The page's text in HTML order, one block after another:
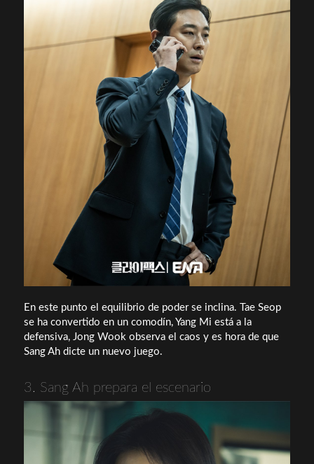
En este punto el equilibrio de poder se inclina. Tae Seop
se ha convertido en un comodín, Yang Mi está a la
defensiva, Jong Wook observa el caos y es hora de que
Sang Ah dicte un nuevo juego.
3. Sang Ah prepara el escenario